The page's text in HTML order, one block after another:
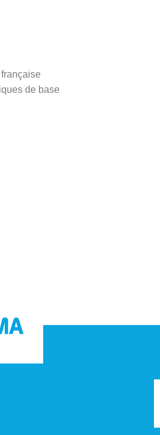
de base